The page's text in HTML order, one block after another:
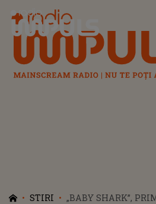
Radio Impuls
STIRI
„BABY SHARK”, PRIMUL VIDEOCLIP DIN